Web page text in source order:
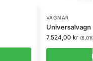
VAGNAR
7,524,00 kr (